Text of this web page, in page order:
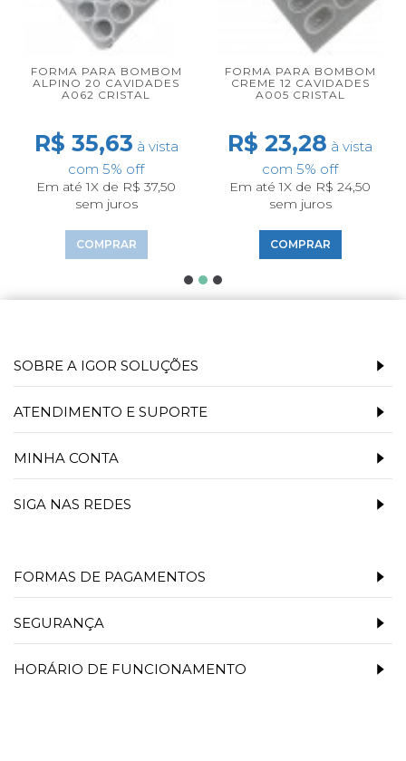
FORMA PARA BOMBOM
ALPINO 20 CAVIDADES
A062 CRISTAL
R$ 35,63 à vista
com 5% off
Em até 1X de R$ 37,50
sem juros
COMPRAR
FORMA PARA BOMBOM
CREME 12 CAVIDADES
A005 CRISTAL
R$ 23,28 à vista
com 5% off
Em até 1X de R$ 24,50
sem juros
COMPRAR
SOBRE A IGOR SOLUÇÕES
ATENDIMENTO E SUPORTE
MINHA CONTA
SIGA NAS REDES
FORMAS DE PAGAMENTOS
SEGURANÇA
HORÁRIO DE FUNCIONAMENTO